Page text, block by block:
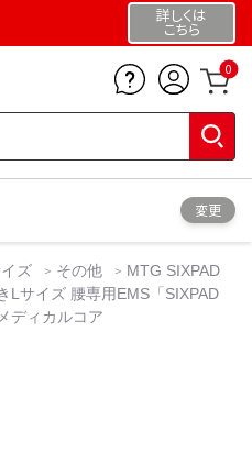
詳しくは
こちら
0
変更
ズ その他
MTG SIXPAD
Lサイズ 腰専用EMS「SIXPAD
ディカルコア